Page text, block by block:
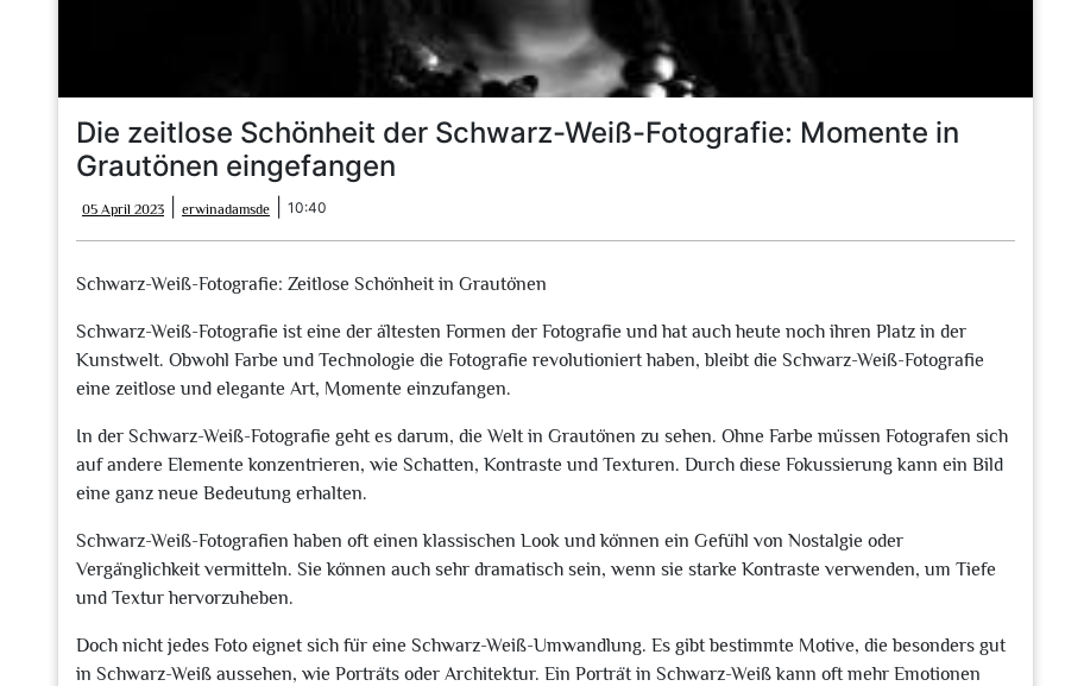
Die zeitlose Schönheit der Schwarz-Weiß-Fotografie: Momente in
Grautönen eingefangen
05 April 2023
April
2023
erwinadamsde erwinadamsde
10:40
Schwarz-Weiß-Fotografie: Zeitlose Schönheit in Grautönen
Schwarz-Weiß-Fotografie ist eine der ältesten Formen der Fotografie und hat auch heute noch ihren Platz in der
Kunstwelt. Obwohl Farbe und Technologie die Fotografie revolutioniert haben, bleibt die Schwarz-Weiß-Fotografie
eine zeitlose und elegante Art, Momente einzufangen.
In der Schwarz-Weiß-Fotografie geht es darum, die Welt in Grautönen zu sehen. Ohne Farbe müssen Fotografen sich
auf andere Elemente konzentrieren, wie Schatten, Kontraste und Texturen. Durch diese Fokussierung kann ein Bild
eine ganz neue Bedeutung erhalten.
Schwarz-Weiß-Fotografien haben oft einen klassischen Look und können ein Gefühl von Nostalgie oder
Vergänglichkeit vermitteln. Sie können auch sehr dramatisch sein, wenn sie starke Kontraste verwenden, um Tiefe
und Textur hervorzuheben.
Doch nicht jedes Foto eignet sich für eine Schwarz-Weiß-Umwandlung. Es gibt bestimmte Motive, die besonders gut
in Schwarz-Weiß aussehen, wie Porträts oder Architektur. Ein Porträt in Schwarz-Weiß kann oft mehr Emotionen